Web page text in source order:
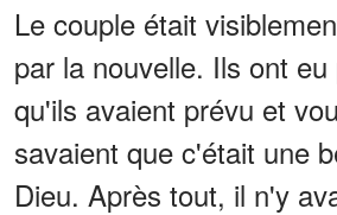
Le couple était
par la nouvelle. Ils ont
qu'ils avaient prévu et
savaient que c'était une
Dieu. Après tout, il n'y